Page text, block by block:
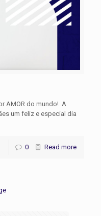
AMOR do mundo! A
um feliz e especial dia
0 Read more